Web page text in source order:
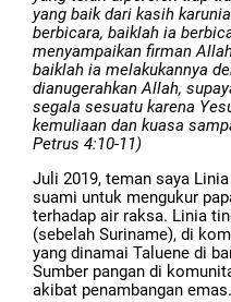
yang baik dari kasih
berbicara, baiklah ia
menyampaikan firman
baiklah ia melakukannya
dianugerahkan Allah,
segala sesuatu karena
kemuliaan dan kuasa
Petrus 4:10-11)
Juli 2019, teman saya
suami untuk mengukur
terhadap air raksa. Linia
(sebelah Suriname), di
yang dinamai Taluene di
Sumber pangan di
akibat penambangan emas.